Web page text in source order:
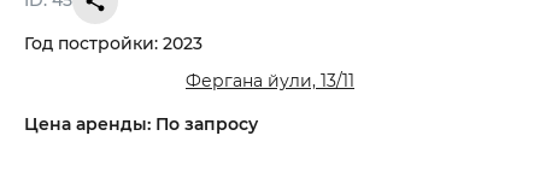
Год постройки: 2023
Фергана йули, 13/11
Цена аренды: По запросу